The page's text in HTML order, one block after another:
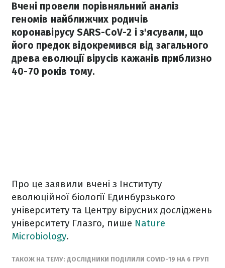
Вчені провели порівняльний аналіз
геномів найближчих родичів
коронавірусу SARS-CoV-2 і з'ясували, що
його предок відокремився від загального
древа еволюції вірусів кажанів приблизно
40-70 років тому.
Про це заявили вчені з Інституту
еволюційної біології Единбурзького
університету та Центру вірусних досліджень
університету Глазго, пише Nature
Microbiology.
ТАКОЖ НА ТЕМУ: ДОСЛІДНИКИ ПОДІЛИЛИ COVID-19 НА 6 ГРУП